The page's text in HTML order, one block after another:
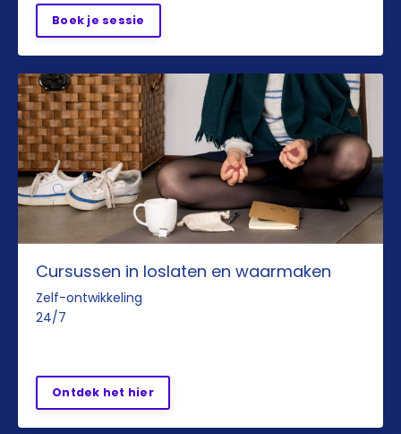
Boek je sessie
Cursussen in loslaten en waarmaken
Zelf-ontwikkeling
24/7
Ontdek het hier